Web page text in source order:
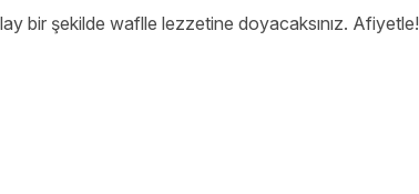
bir şekilde waflle lezzetine doyacaksınız. Afiyetle!